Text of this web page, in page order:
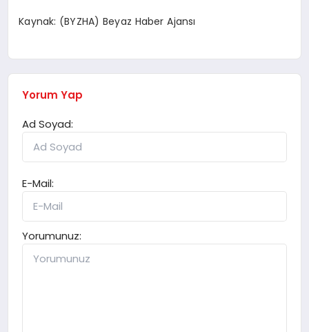
Kaynak: (BYZHA) Beyaz Haber Ajansı
Yorum Yap
Ad Soyad:
E-Mail:
Yorumunuz: